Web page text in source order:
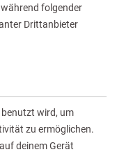
folgender
Drittanbieter
benutzt wird, um
zu ermöglichen.
deinem Gerät